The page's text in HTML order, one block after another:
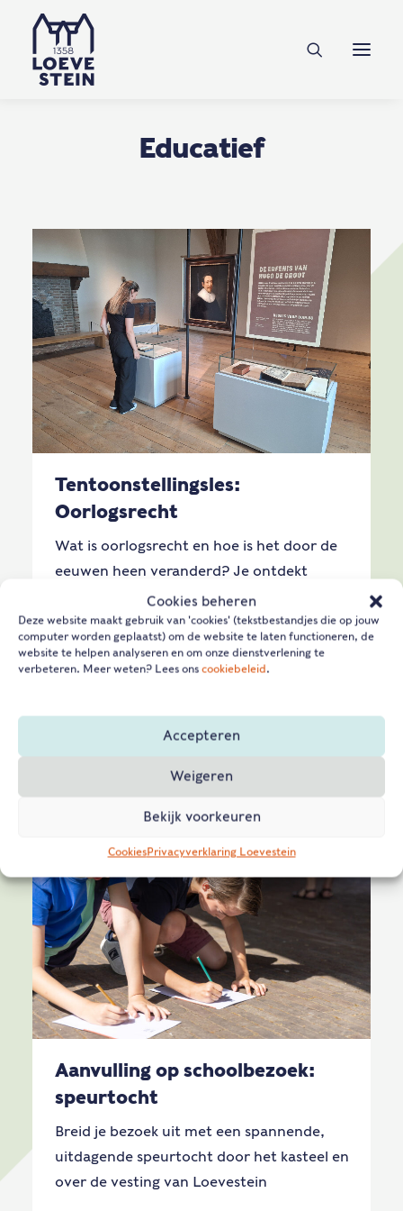
Cookies beheren
Deze website maakt gebruik van 'cookies' (tekstbestandjes die op jouw
computer worden geplaatst) om de website te laten functioneren, de
website te helpen analyseren en om onze dienstverlening te
verbeteren. Meer weten? Lees ons cookiebeleid.
Accepteren
Weigeren
Bekijk voorkeuren
CookiesPrivacyverklaring Loevestein
Ontdek Loevestein
Plan je bezoek
NL DE
Steun ons
Tickets
Educatief
Tentoonstellingsles:
Oorlogsrecht
Wat is oorlogsrecht en hoe is het door de
eeuwen heen veranderd? Je ontdekt
waarom oorlogsrecht nooit af is, hoe
moeilijk het is om de juiste keuzes te
maken.
VMBO
EDUCATIEF
Aanvulling op schoolbezoek:
speurtocht
Breid je bezoek uit met een spannende,
uitdagende speurtocht door het kasteel en
over de vesting van Loevestein